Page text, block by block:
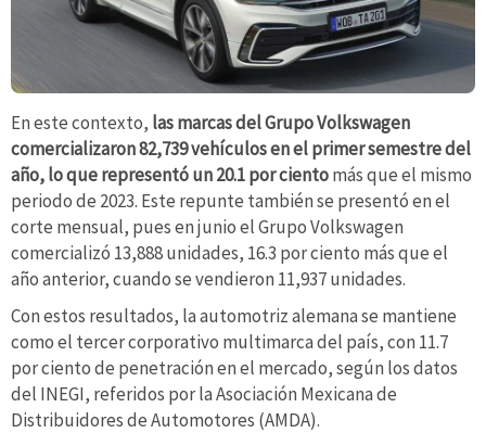
En este contexto, las marcas del Grupo Volkswagen
comercializaron 82,739 vehículos en el primer semestre del
año, lo que representó un 20.1 por cientomás que el mismo
periodo de 2023. Este repunte también se presentó en el
corte mensual, pues en junio el Grupo Volkswagen
comercializó 13,888 unidades, 16.3 por ciento más que el
año anterior, cuando se vendieron 11,937 unidades. ​
Con estos resultados, la automotriz alemana se mantiene
como el tercer corporativo multimarca del país, con 11.7
por ciento de penetración en el mercado, según los datos
del INEGI, referidos por la Asociación Mexicana de
Distribuidores de Automotores (AMDA).